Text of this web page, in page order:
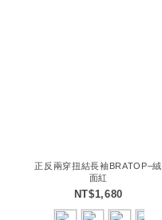
正反兩穿扭結長袖BRATOP–絨
面紅
NT$1,680